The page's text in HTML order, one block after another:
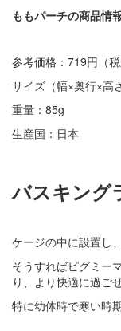
ももパーチの商品情
参考価格：719円（税
サイズ（幅×奥行×高
重量：85g
生産国：日本
バスキング
ケージの中に設置し
そうすればピグミー
り、より快適に過ご
特に幼体時で寒い時